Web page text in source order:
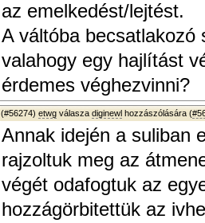
az emelkedést/lejtést.
A váltóba
valahogy egy hajlítást
érdemes véghezvinni?
(#56274) etwg válasza diginewl hozzászólására (
Annak idején a suliban
rajzoltuk meg az
végét odafogtuk az
hozzágörbitettük az